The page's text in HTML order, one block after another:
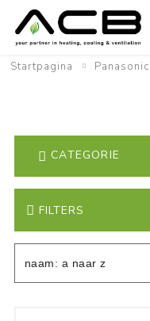
Startpagina Panasonic
FILTERS
CATEGORIE